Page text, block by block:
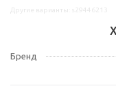
Бренд